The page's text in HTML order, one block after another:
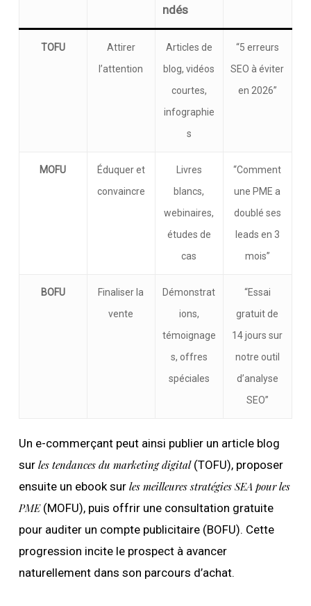
ndés
TOFU
Attirer
l’attention
Articles de
blog, vidéos
courtes,
infographie
s
“5 erreurs
SEO à éviter
en 2026”
MOFU
Éduquer et
convaincre
Livres
blancs,
webinaires,
études de
cas
“Comment
une PME a
doublé ses
leads en 3
mois”
BOFU
Finaliser la
vente
Démonstrat
ions,
témoignage
s, offres
spéciales
“Essai
gratuit de
14 jours sur
notre outil
d’analyse
SEO”
Un e-commerçant peut ainsi publier un article blog
sur les tendances du marketing digital(TOFU), proposer
ensuite un ebook sur les meilleures stratégies SEA pour les
PME(MOFU), puis offrir une consultation gratuite
pour auditer un compte publicitaire (BOFU). Cette
progression incite le prospect à avancer
naturellement dans son parcours d’achat.